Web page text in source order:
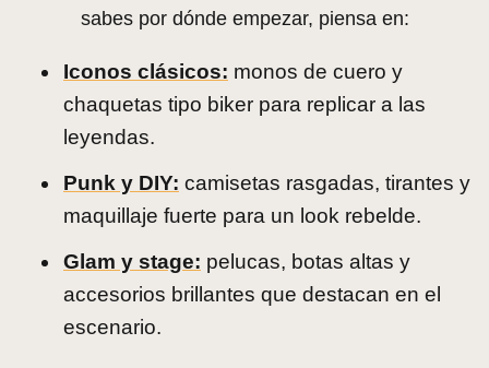
sabes por dónde empezar, piensa en:
Iconos clásicos: monos de cuero y
chaquetas tipo biker para replicar a las
leyendas.
Punk y DIY: camisetas rasgadas, tirantes y
maquillaje fuerte para un look rebelde.
Glam y stage: pelucas, botas altas y
accesorios brillantes que destacan en el
escenario.